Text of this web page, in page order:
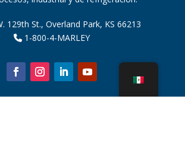
129th St., Overland Park, KS 66213
1-800-4-MARLEY